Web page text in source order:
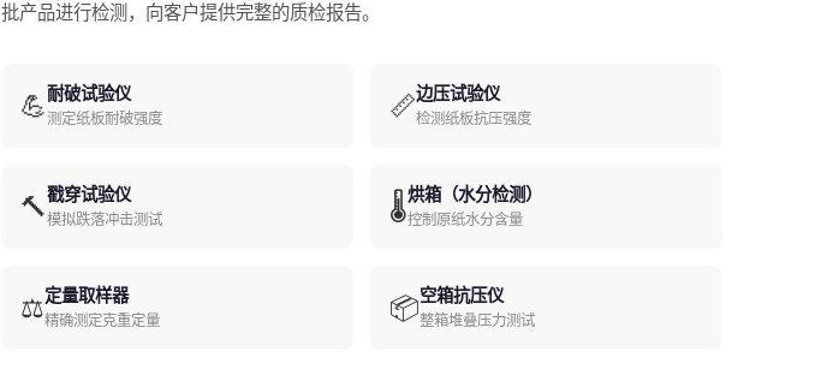
批产品进行检测，向客户提供完整的质检报告。
💪耐破试验仪
测定纸板耐破强度 📏边压试验仪
检测纸板抗压强度
🔨戳穿试验仪
模拟跌落冲击测试 🌡️烘箱（水分检测）
控制原纸水分含量
⚖️定量取样器
精确测定克重定量 📦空箱抗压仪
整箱堆叠压力测试